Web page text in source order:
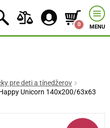
0 MENU
pre deti a tínedžerov
Unicorn 140x200/63x63